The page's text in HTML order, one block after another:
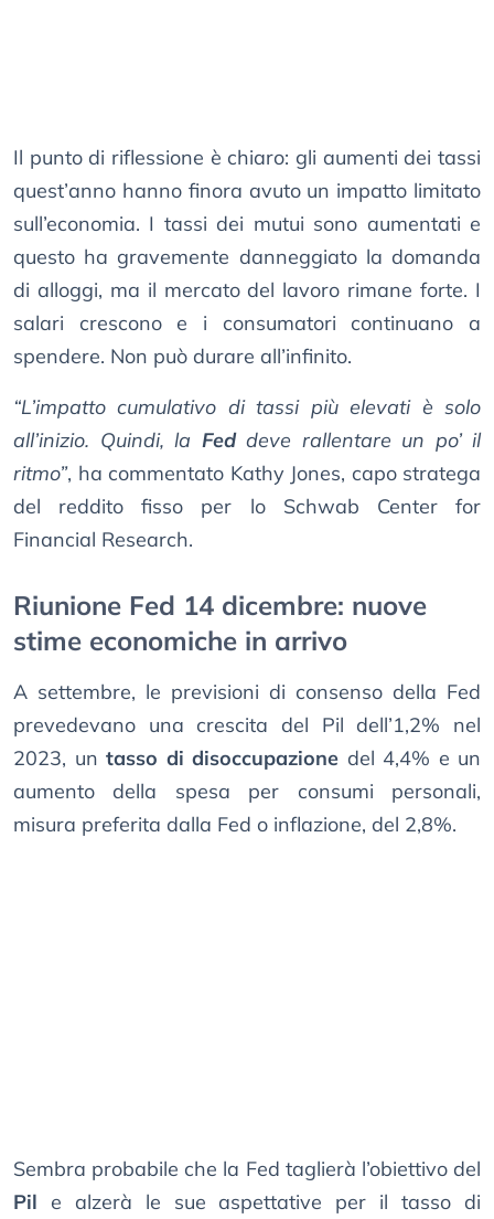
Il punto di riflessione è chiaro: gli aumenti dei tassi
quest’anno hanno finora avuto un impatto limitato
sull’economia. I tassi dei mutui sono aumentati e
questo ha gravemente danneggiato la domanda
di alloggi, ma il mercato del lavoro rimane forte. I
salari crescono e i consumatori continuano a
spendere. Non può durare all’infinito.
“L’impatto cumulativo di tassi più elevati è solo
all’inizio. Quindi, la Feddeve rallentare un po’ il
ritmo”, ha commentato Kathy Jones, capo stratega
del reddito fisso per lo Schwab Center for
Financial Research.
Riunione Fed 14 dicembre: nuove
stime economiche in arrivo
A settembre, le previsioni di consenso della Fed
prevedevano una crescita del Pil dell’1,2% nel
2023, un tasso di disoccupazione del 4,4% e un
aumento della spesa per consumi personali,
misura preferita dalla Fed o inflazione, del 2,8%.
Sembra probabile che la Fed taglierà l’obiettivo del
Pil e alzerà le sue aspettative per il tasso di